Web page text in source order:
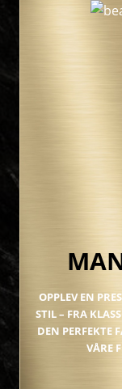
OPPLEV EN
STIL – FRA
DEN PERFEKTE
VÅRE